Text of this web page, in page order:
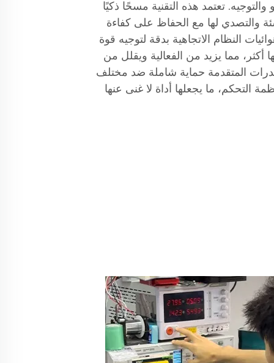
تعتمد هذه التقنية مسحًا ذكيًا
والتصدي لها مع الحفاظ على كفاءة
النظام الاتجاهية بدقة لتوجيه قوة
أكثر، مما يزيد من الفعالية ويقلل من
المتقدمة حماية شاملة ضد مختلف
التحكم، ما يجعلها أداة لا غنى عنها